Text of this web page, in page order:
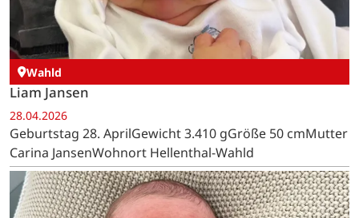
Wahld
Liam Jansen
28.04.2026
Geburtstag 28. AprilGewicht 3.410 gGröße 50 cmMutter
Carina JansenWohnort Hellenthal-Wahld